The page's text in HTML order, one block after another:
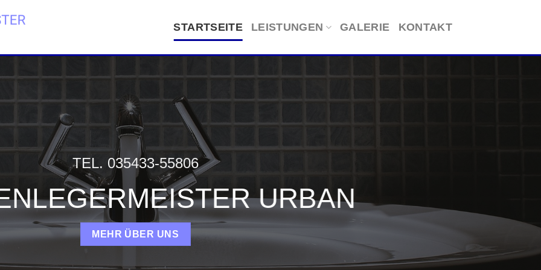
STARTSEITE LEISTUNGEN GALERIE KONTAKT
TEL. 035433-55806
URBAN
MEHR ÜBER UNS